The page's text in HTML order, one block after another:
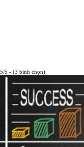
5/5 - (3 bình chọn)